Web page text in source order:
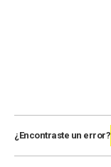
¿Encontraste un error?